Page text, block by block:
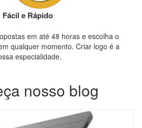
Fácil e Rápido
em até 48 horas e escolha o
qualquer momento. Criar logo é a
especialidade.
nosso blog